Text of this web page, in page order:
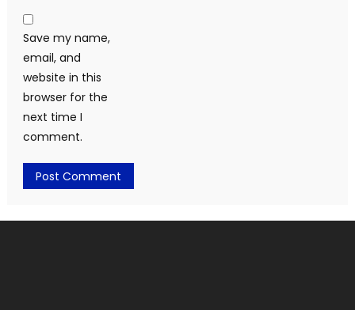
Save my name,
email, and
website in this
browser for the
next time I
comment.